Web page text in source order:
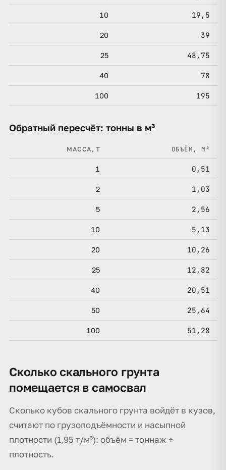
10 19,5
20 39
25 48,75
40 78
100 195
Обратный пересчёт: тонны в м³
МАССА, Т ОБЪЁМ, М³
1 0,51
2 1,03
5 2,56
10 5,13
20 10,26
25 12,82
40 20,51
50 25,64
100 51,28
Сколько скального грунта
помещается в самосвал
Сколько кубов скального грунта войдёт в кузов,
считают по грузоподъёмности и насыпной
плотности (1,95 т/м³): объём = тоннаж ÷
плотность.